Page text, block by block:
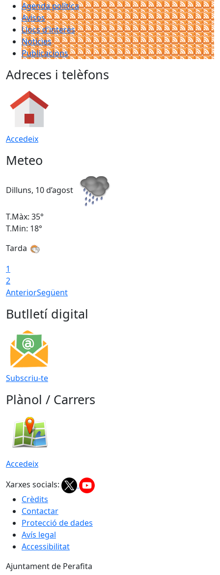
Agenda política
Avisos
Llocs d'interès
Notícies
Publicacions
Adreces i telèfons
Accedeix
Meteo
Dilluns, 10 d’agost
T.Màx: 35°
T.Min: 18°
Tarda
1
2
AnteriorSegüent
Butlletí digital
Subscriu-te
Plànol / Carrers
Accedeix
Xarxes socials:
Crèdits
Contactar
Protecció de dades
Avís legal
Accessibilitat
Ajuntament de Perafita